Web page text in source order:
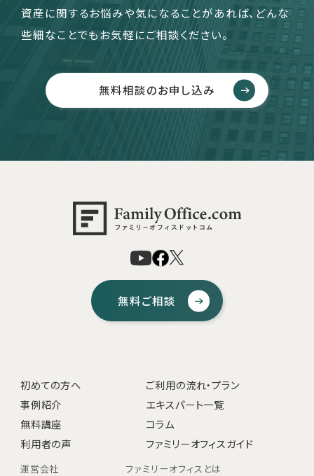
資産に関するお悩みや気になることがあれば、どんな
些細なことでもお気軽にご相談ください。
無料相談のお申し込み
無料ご相談
初めての方へ
ご利用の流れ・プラン
事例紹介
エキスパート一覧
無料講座
コラム
利用者の声
ファミリーオフィスガイド
運営会社 ファミリーオフィスとは